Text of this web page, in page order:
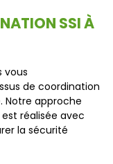
SSI À
vous
de coordination
Notre approche
réalisée avec
la sécurité